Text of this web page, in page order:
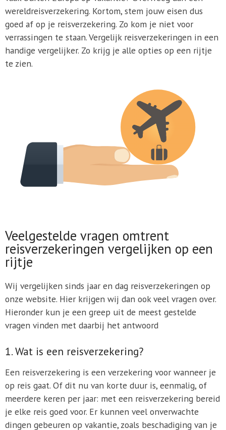
wereldreisverzekering. Kortom, stem jouw eisen dus
goed af op je reisverzekering. Zo kom je niet voor
verrassingen te staan. Vergelijk reisverzekeringen in een
handige vergelijker. Zo krijg je alle opties op een rijtje
te zien.
Veelgestelde vragen omtrent
reisverzekeringen vergelijken op een
rijtje
Wij vergelijken sinds jaar en dag reisverzekeringen op
onze website. Hier krijgen wij dan ook veel vragen over.
Hieronder kun je een greep uit de meest gestelde
vragen vinden met daarbij het antwoord
1. Wat is een reisverzekering?
Een reisverzekering is een verzekering voor wanneer je
op reis gaat. Of dit nu van korte duur is, eenmalig, of
meerdere keren per jaar: met een reisverzekering bereid
je elke reis goed voor. Er kunnen veel onverwachte
dingen gebeuren op vakantie, zoals beschadiging van je